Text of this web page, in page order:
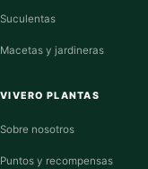
Suculentas
Macetas y jardineras
VIVERO PLANTAS
Sobre nosotros
Puntos y recompensas